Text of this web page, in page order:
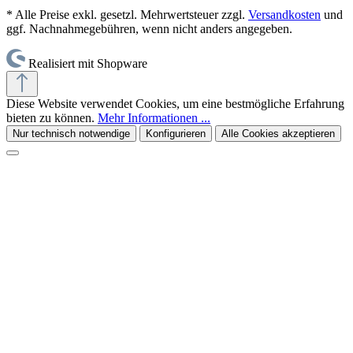
* Alle Preise exkl. gesetzl. Mehrwertsteuer zzgl. Versandkosten und
ggf. Nachnahmegebühren, wenn nicht anders angegeben.
Realisiert mit Shopware
Diese Website verwendet Cookies, um eine bestmögliche Erfahrung
bieten zu können. Mehr Informationen ...
Nur technisch notwendige Konfigurieren Alle Cookies akzeptieren